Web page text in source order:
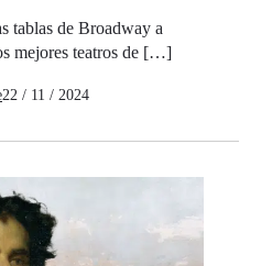
tablas de Broadway a
mejores teatros de […]
22 / 11 / 2024